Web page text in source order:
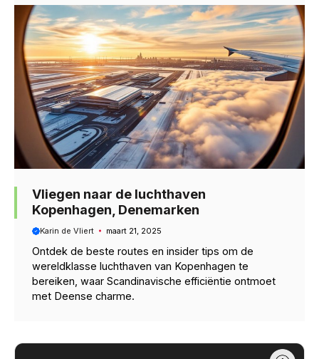
Vliegen naar de luchthaven
Kopenhagen, Denemarken
Karin de Vliert maart 21, 2025
Ontdek de beste routes en insider tips om de
wereldklasse luchthaven van Kopenhagen te
bereiken, waar Scandinavische efficiëntie ontmoet
met Deense charme.